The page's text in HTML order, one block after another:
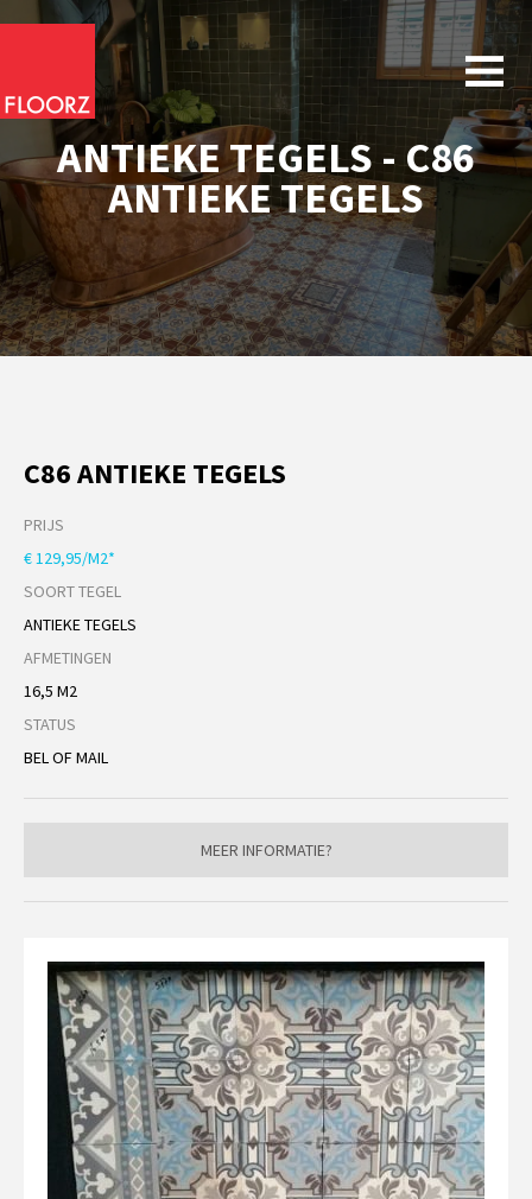
ANTIEKE TEGELS - C86
ANTIEKE TEGELS
C86 ANTIEKE TEGELS
PRIJS
€ 129,95/M2*
SOORT TEGEL
ANTIEKE TEGELS
AFMETINGEN
16,5 M2
STATUS
BEL OF MAIL
MEER INFORMATIE?